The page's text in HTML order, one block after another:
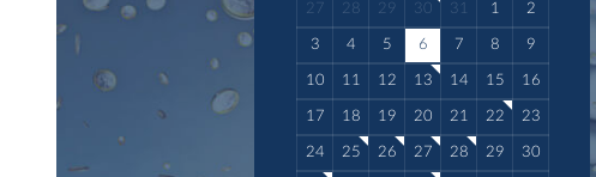
27 28 29 30 31 1 2
3 4 5 6 7 8 9
10 11 12 13 14 15 16
17 18 19 20 21 22 23
24 25 26 27 28 29 30